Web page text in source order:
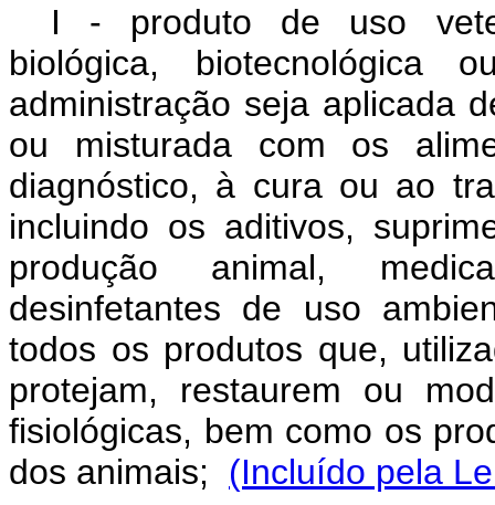
I - produto de uso
biológica, biotecnológica
administração seja aplicada
ou misturada com os
diagnóstico, à cura ou ao
incluindo os aditivos,
produção animal,
desinfetantes de uso
todos os produtos que,
protejam, restaurem ou
fisiológicas, bem como os
dos animais; (Incluído pela